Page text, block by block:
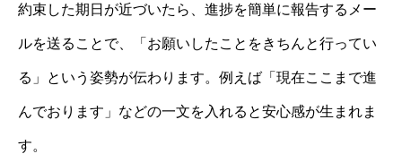
約束した期日が近づいたら、進捗を簡単に報告するメー
ルを送ることで、「お願いしたことをきちんと行ってい
る」という姿勢が伝わります。例えば「現在ここまで進
んでおります」などの一文を入れると安心感が生まれま
す。